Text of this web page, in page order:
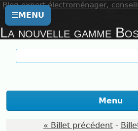
Blog expert électroménager,
La nouvelle gamme
☰MENU
Menu
« Billet précédent -